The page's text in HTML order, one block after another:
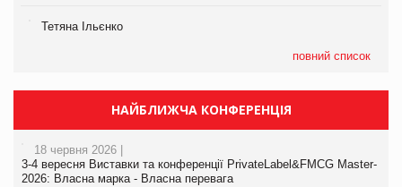
Тетяна Ільєнко
повний список
НАЙБЛИЖЧА КОНФЕРЕНЦІЯ
18 червня 2026 |
3-4 вересня Виставки та конференції PrivateLabel&FMCG Master-
2026: Власна марка - Власна перевага